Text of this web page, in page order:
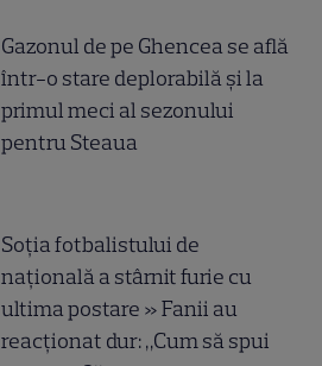
Gazonul de pe Ghencea se află
într-o stare deplorabilă și la
primul meci al sezonului
pentru Steaua
Soția fotbalistului de
națională a stârnit furie cu
ultima postare » Fanii au
reacționat dur: „Cum să spui